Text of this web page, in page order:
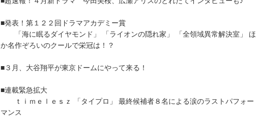
■発表！第１２２回ドラマアカデミー賞
「海に眠るダイヤモンド」 「ライオンの隠れ家」 「全領域異常解決室」 ほ
か名作ぞろいのクールで栄冠は！？
■３月、大谷翔平が東京ドームにやって来る！
■連載緊急拡大
ｔｉｍｅｌｅｓｚ 「タイプロ」 最終候補者８名による涙のラストパフォー
マンス